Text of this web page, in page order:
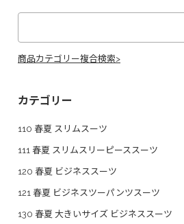
商品カテゴリー複合検索>
カテゴリー
110 春夏 スリムスーツ
111 春夏 スリムスリーピーススーツ
120 春夏 ビジネススーツ
121 春夏 ビジネスツーパンツスーツ
130 春夏 大きいサイズ ビジネススーツ